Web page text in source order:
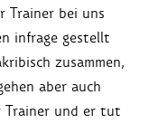
Trainer bei uns
infrage gestellt
zusammen,
aber auch
Trainer und er tut